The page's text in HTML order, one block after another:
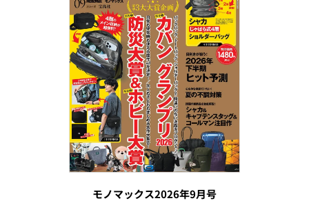
モノマックス2026年9月号